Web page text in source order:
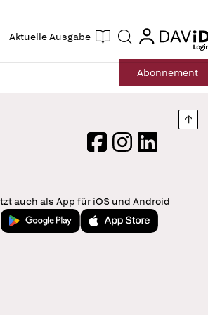
Aktuelle Ausgabe Suche login
login
Abonnement
FacebookInstagram
LinkedIn
auch als App für iOS und Android
Jetzt bei Google PlayLaden im App Store